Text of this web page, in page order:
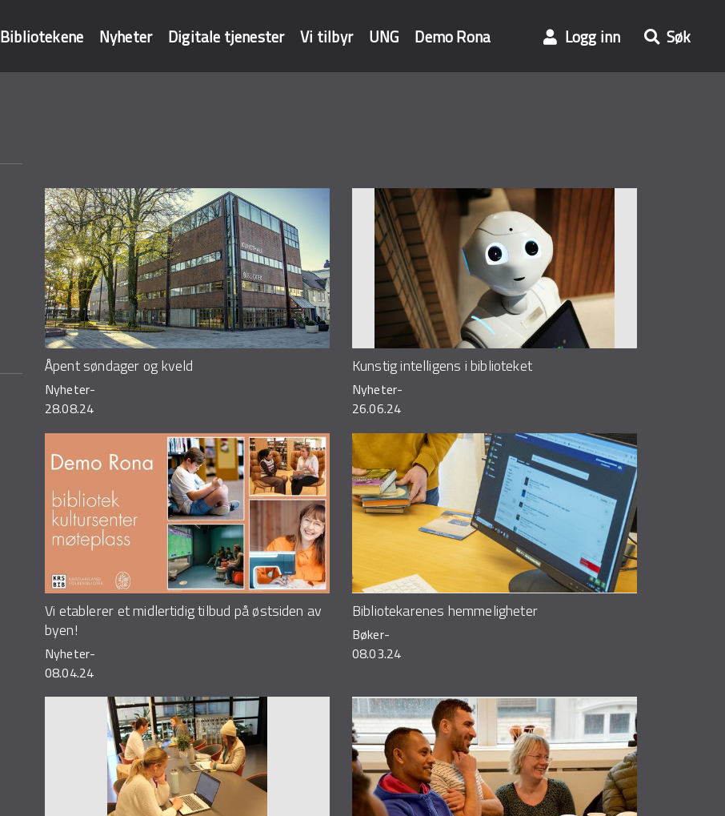
Bibliotekene Nyheter Digitale tjenester Vi tilbyr UNG Demo Rona Logg inn Søk
Åpent søndager og kveld
Nyheter-
28.08.24
Kunstig intelligens i biblioteket
Nyheter-
26.06.24
Vi etablerer et midlertidig tilbud på østsiden av
byen!
Nyheter-
08.04.24
Bibliotekarenes hemmeligheter
Bøker-
08.03.24
Sider